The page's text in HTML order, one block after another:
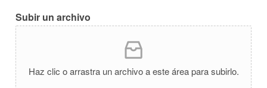
Subir un archivo
Haz clic o arrastra un archivo a este área para subirlo.